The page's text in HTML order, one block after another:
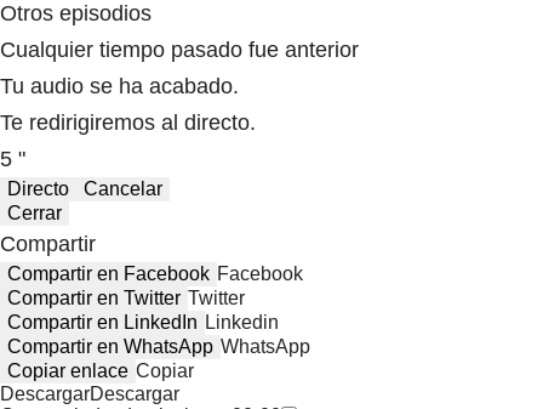
Otros episodios
Cualquier tiempo pasado fue anterior
Tu audio se ha acabado.
Te redirigiremos al directo.
5 "
Directo
Cancelar
Cerrar
Compartir
Compartir en Facebook Facebook
Compartir en Twitter Twitter
Compartir en LinkedIn Linkedin
Compartir en WhatsApp WhatsApp
Copiar enlace Copiar
DescargarDescargar